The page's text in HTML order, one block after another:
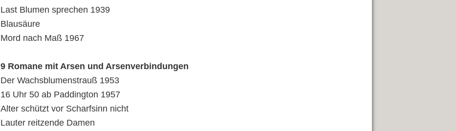
Last Blumen sprechen 1939
Blausäure
Mord nach Maß 1967
9 Romane mit Arsen und Arsenverbindungen
Der Wachsblumenstrauß 1953
16 Uhr 50 ab Paddington 1957
Alter schützt vor Scharfsinn nicht
Lauter reitzende Damen